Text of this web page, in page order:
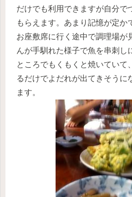
だけでも利用できますが自分で
もらえます。あまり記憶が定か
お座敷席に行く途中で調理場が
んが手馴れた様子で魚を串刺し
ところでもくもくと焼いていて
るだけでよだれが出てきそうに
ます。